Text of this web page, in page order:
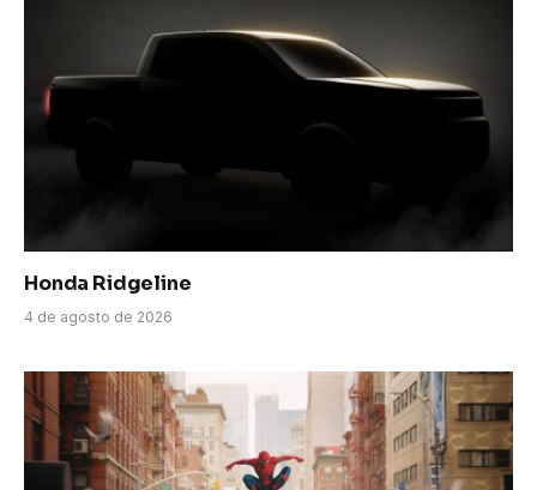
Honda Ridgeline
4 de agosto de 2026